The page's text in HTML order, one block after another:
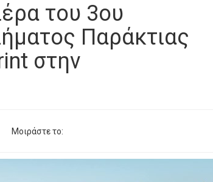
του 3ου
Παράκτιας
στην
Μοιράστε το: